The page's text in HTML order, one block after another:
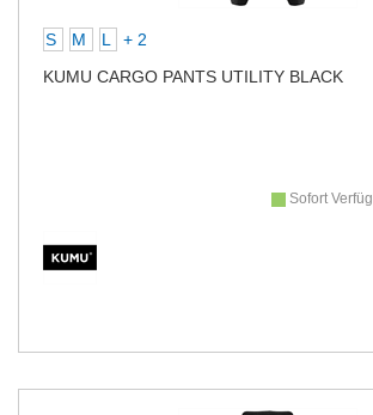
S M L
+ 2
KUMU CARGO PANTS UTILITY BLACK
Sofort